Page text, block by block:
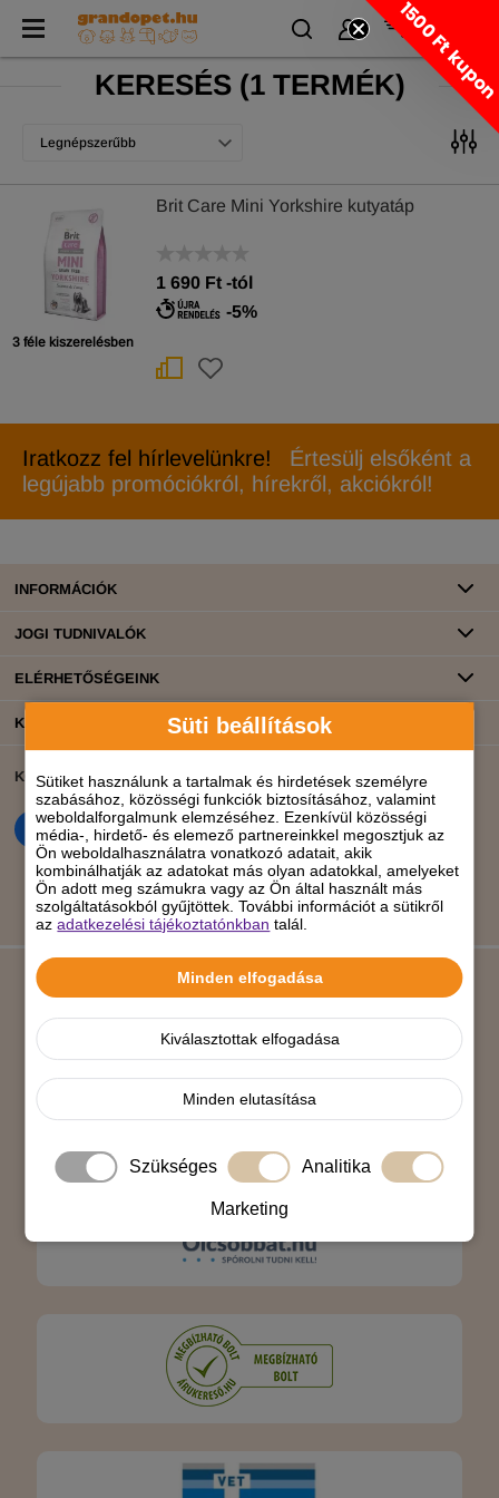
Süti beállítások
Sütiket használunk a tartalmak és hirdetések személyre
szabásához, közösségi funkciók biztosításához, valamint
weboldalforgalmunk elemzéséhez. Ezenkívül közösségi
média-, hirdető- és elemező partnereinkkel megosztjuk az
Ön weboldalhasználatra vonatkozó adatait, akik
kombinálhatják az adatokat más olyan adatokkal, amelyeket
Ön adott meg számukra vagy az Ön által használt más
szolgáltatásokból gyűjtöttek. További információt a sütikről
azadatkezelési tájékoztatónkban talál.
Minden elfogadása
Kiválasztottak elfogadása
Minden elutasítása
Szükséges Analitika
Marketing
KERESÉS(1 TERMÉK)
Legnépszerűbb
3 féle kiszerelésben
Brit Care Mini Yorkshire kutyatáp
1 690 Ft -tól
-5%
Iratkozz fel hírlevelünkre!
Értesülj elsőként a
legújabb promóciókról, hírekről, akciókról!
INFORMÁCIÓK
JOGI TUDNIVALÓK
ELÉRHETŐSÉGEINK
KATEGÓRIÁK
KÖZÖSSÉGI ÉLET BANKKÁRTYÁS FIZETÉS
1500 Ft